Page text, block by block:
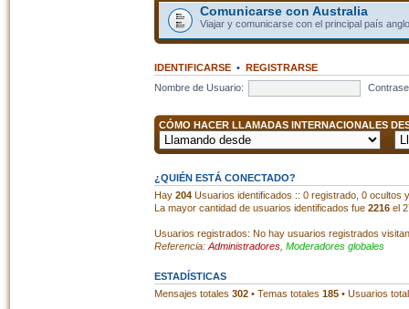
Comunicarse con Australia
Viajar y comunicarse con el principal país
IDENTIFICARSE• REGISTRARSE
Nombre de Usuario:
CÓMO HACER LLAMADAS INTERNACIONALES
¿QUIÉN ESTÁ CONECTADO?
Hay 204Usuarios identificados :: 0 registrado, 0 ocultos
La mayor cantidad de usuarios identificados fue 2216el
Usuarios registrados: No hay usuarios registrados
Referencia: Administradores, Moderadores globales
ESTADÍSTICAS
Mensajes totales 302• Temas totales 185• Usuarios